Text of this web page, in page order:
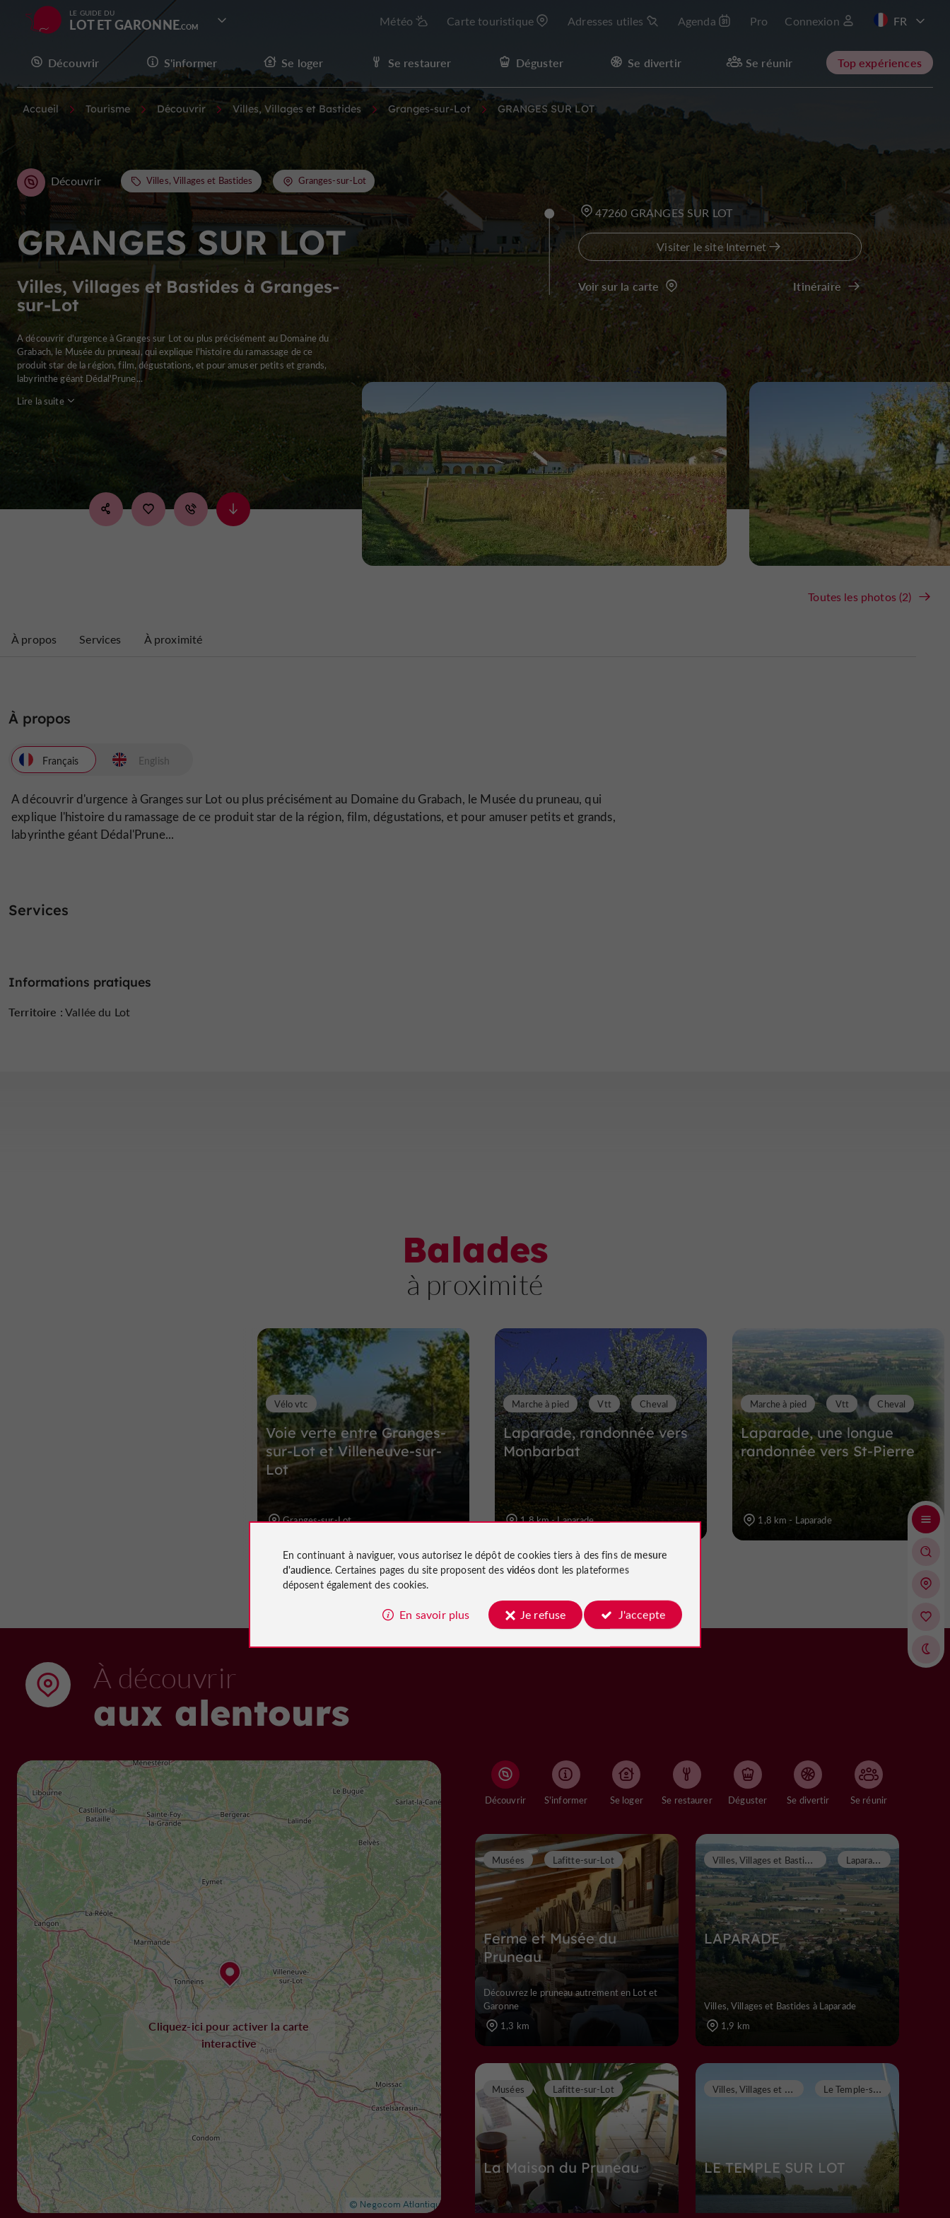
LE GUIDE DU
LOT ET GARONNE Météo Carte touristique Adresses utiles Agenda Pro Connexion
EN
Découvrir S'informer Se loger Se restaurer Déguster Se divertir Se réunir Top expériences
Accueil Tourisme Découvrir Villes, Villages et Bastides Granges-sur-Lot GRANGES SUR LOT
GRANGES SUR LOT
Villes, Villages et Bastides à Granges-
sur-Lot
Découvrir Villes, Villages et Bastides Granges-sur-Lot
A découvrir d'urgence à Granges sur Lot ou plus précisément au Domaine du
Grabach, le Musée du pruneau, qui explique l'histoire du ramassage de ce
produit star de la région, film, dégustations, et pour amuser petits et grands,
labyrinthe géant Dédal'Prune...
Lire la suite
Toutes les photos (2)
47260 GRANGES SUR LOT
Visiter le site Internet
Voir sur la carte Itinéraire
À propos Services À proximité
À propos
Français
A découvrir d'urgence à Granges sur Lot ou plus précisément au Domaine du Grabach, le Musée du pruneau, qui
explique l'histoire du ramassage de ce produit star de la région, film, dégustations, et pour amuser petits et grands,
labyrinthe géant Dédal'Prune...
English
Services
Informations pratiques
Territoire :Vallée du Lot
Balades
à proximité
Voie verte entre Granges-
sur-Lot et Villeneuve-sur-
Lot
Vélo vtc
Granges-sur-Lot
Laparade, randonnée vers
Monbarbat
Marche à pied Vtt Cheval
1,8 km - Laparade
Laparade, une longue
randonnée vers St-Pierre
Marche à pied Vtt Cheval
1,8 km - Laparade
À découvrir
aux alentours
Cliquez-ici pour activer la carte
interactive
Découvrir S'informer Se loger Se restaurer Déguster Se divertir Se réunir
Ferme et Musée du
Pruneau
Musées Lafitte-sur-Lot
Découvrez le pruneau autrement en Lot et
Garonne
1,3 km
LAPARADE
V
illes, Villages et Bastides L
aparade
Villes, Villages et Bastides à Laparade
1,9 km
La Maison du Pruneau
Musées Lafitte-sur-Lot
LE TEMPLE SUR LOT
V
illes, Villages et Bastides L
e Temple-sur-Lot
En continuant à naviguer, vous autorisez le dépôt de cookies tiers à des fins de mesure
d'audience. Certaines pages du site proposent des vidéosdont les plateformes
déposent également des cookies.
En savoir plus Je refuse J'accepte